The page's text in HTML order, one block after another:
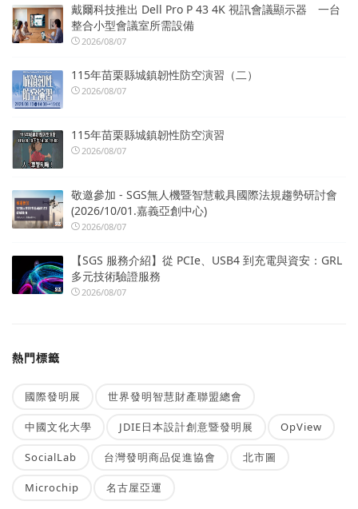
戴爾科技推出 Dell Pro P 43 4K 視訊會議顯示器 一台
整合小型會議室所需設備
2026/08/07
115年苗栗縣城鎮韌性防空演習（二）
2026/08/07
115年苗栗縣城鎮韌性防空演習
2026/08/07
敬邀參加 - SGS無人機暨智慧載具國際法規趨勢研討會
(2026/10/01.嘉義亞創中心)
2026/08/07
【SGS 服務介紹】從 PCIe、USB4 到充電與資安：GRL
多元技術驗證服務
2026/08/07
熱門標籤
國際發明展 世界發明智慧財產聯盟總會
中國文化大學 JDIE日本設計創意暨發明展 OpView
SocialLab 台灣發明商品促進協會 北市圖
Microchip 名古屋亞運